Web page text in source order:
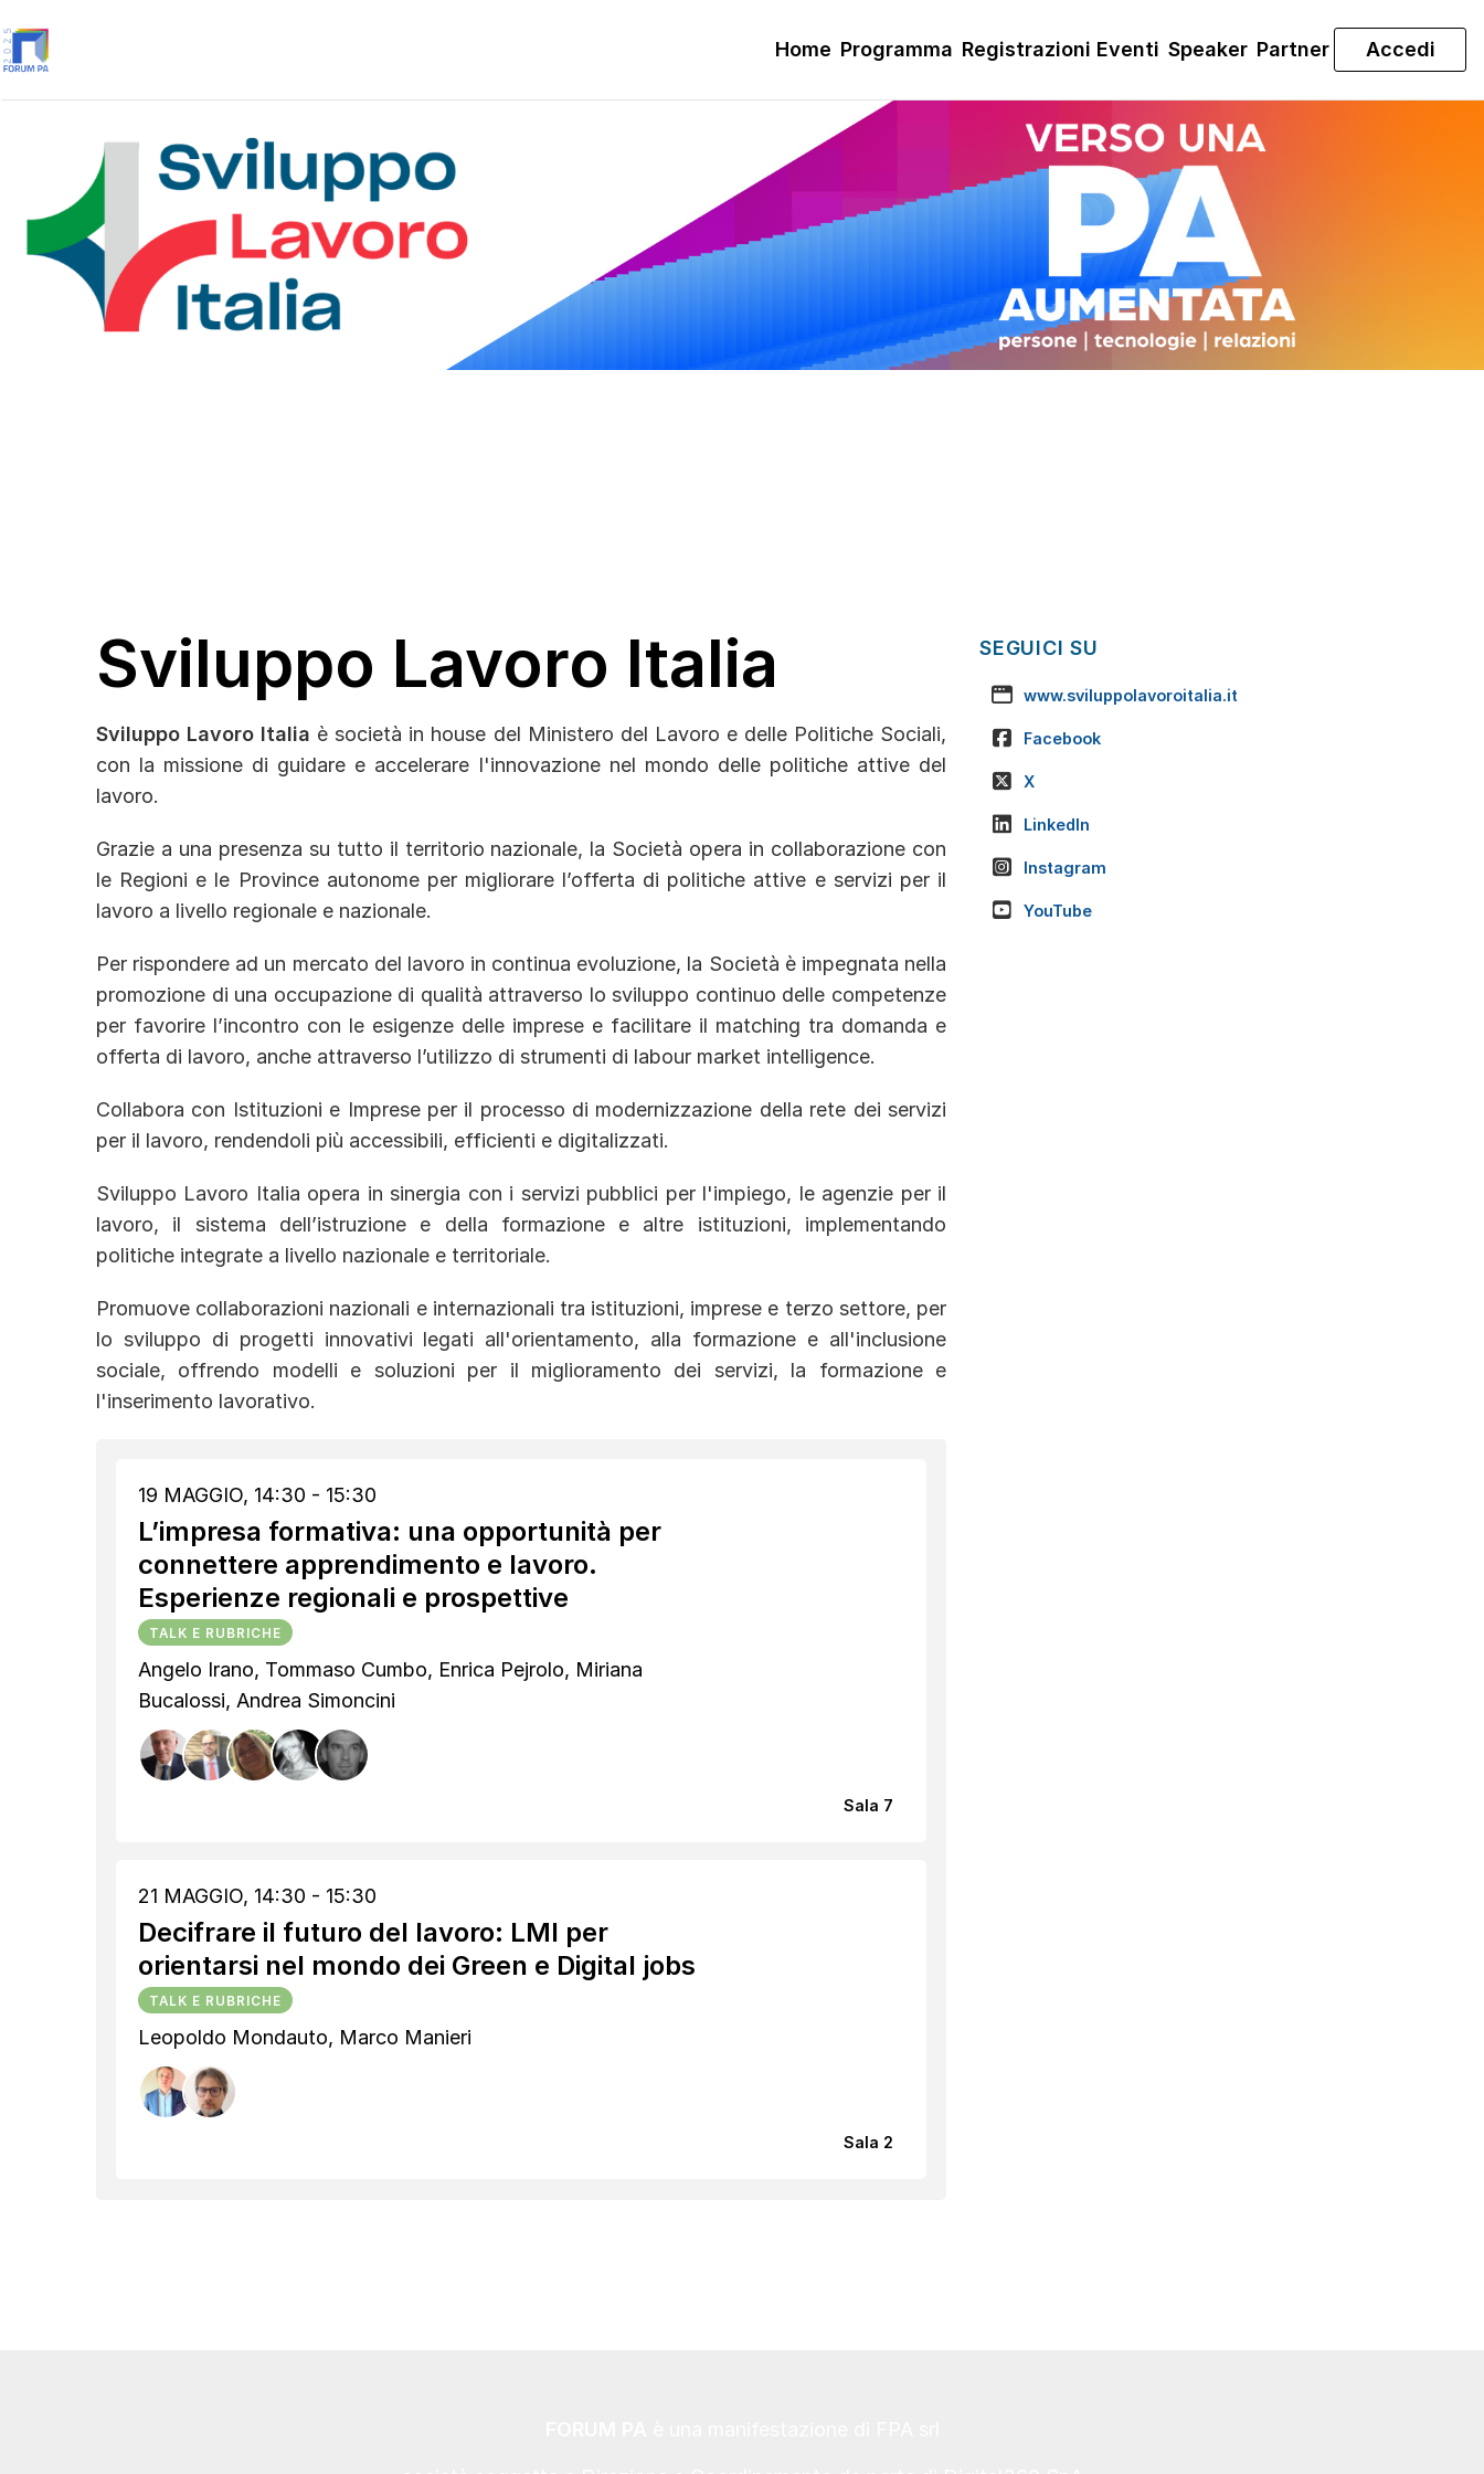
Home Programma Registrazioni Eventi Speaker Partner Accedi
Sviluppo Lavoro Italia
Sviluppo Lavoro Italia è società in house del Ministero del Lavoro e delle Politiche Sociali,
con la missione di guidare e accelerare l'innovazione nel mondo delle politiche attive del
lavoro.
Grazie a una presenza su tutto il territorio nazionale, la Società opera in collaborazione con
le Regioni e le Province autonome per migliorare l’offerta di politiche attive e servizi per il
lavoro a livello regionale e nazionale.
Per rispondere ad un mercato del lavoro in continua evoluzione, la Società è impegnata nella
promozione di una occupazione di qualità attraverso lo sviluppo continuo delle competenze
per favorire l’incontro con le esigenze delle imprese e facilitare il matching tra domanda e
offerta di lavoro, anche attraverso l’utilizzo di strumenti di labour market intelligence.
Collabora con Istituzioni e Imprese per il processo di modernizzazione della rete dei servizi
per il lavoro, rendendoli più accessibili, efficienti e digitalizzati.
Sviluppo Lavoro Italia opera in sinergia con i servizi pubblici per l'impiego, le agenzie per il
lavoro, il sistema dell’istruzione e della formazione e altre istituzioni, implementando
politiche integrate a livello nazionale e territoriale.
Promuove collaborazioni nazionali e internazionali tra istituzioni, imprese e terzo settore, per
lo sviluppo di progetti innovativi legati all'orientamento, alla formazione e all'inclusione
sociale, offrendo modelli e soluzioni per il miglioramento dei servizi, la formazione e
l'inserimento lavorativo.
19 MAGGIO, 14:30 - 15:30
L’impresa formativa: una opportunità per
connettere apprendimento e lavoro.
Esperienze regionali e prospettive
TALK E RUBRICHE
Angelo Irano, Tommaso Cumbo, Enrica Pejrolo, Miriana
Bucalossi, Andrea Simoncini
Sala 7
21 MAGGIO, 14:30 - 15:30
Decifrare il futuro del lavoro: LMI per
orientarsi nel mondo dei Green e Digital jobs
TALK E RUBRICHE
Leopoldo Mondauto, Marco Manieri
Sala 2
SEGUICI SU
www.sviluppolavoroitalia.it
Facebook
X
LinkedIn
Instagram
YouTube